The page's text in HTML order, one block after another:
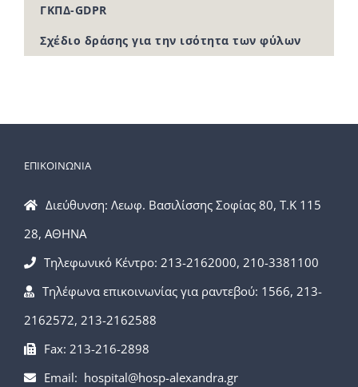
ΓΚΠΔ-GDPR
Σχέδιο δράσης για την ισότητα των φύλων
ΕΠΙΚΟΙΝΩΝΙΑ
Διεύθυνση: Λεωφ. Βασιλίσσης Σοφίας 80, Τ.Κ 115
28, ΑΘΗΝΑ
Τηλεφωνικό Κέντρο: 213-2162000, 210-3381100
Τηλέφωνα επικοινωνίας για ραντεβού: 1566, 213-
2162572, 213-2162588
Fax: 213-216-2898
Email: hospital@hosp-alexandra.gr